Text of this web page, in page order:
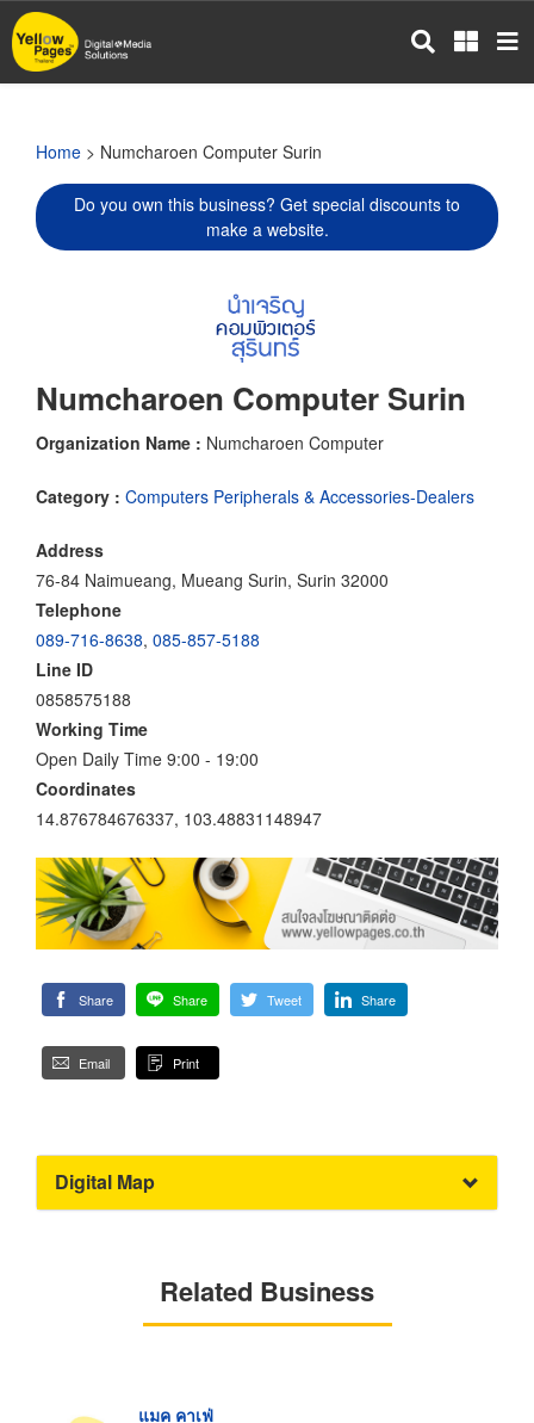
Skip
to
main
Home > Numcharoen Computer Surin
Do you own this business? Get special discounts to
make a website.
Numcharoen Computer Surin
Organization Name : Numcharoen Computer
Category : Computers Peripherals & Accessories-Dealers
Address
76-84 Naimueang, Mueang Surin, Surin 32000
Telephone
089-716-8638, 085-857-5188
Line ID
0858575188
Working Time
Open Daily Time 9:00 - 19:00
Coordinates
14.876784676337, 103.48831148947
Share Share Tweet Share
Email Print
Digital Map
Related Business
แมค คาเฟ่